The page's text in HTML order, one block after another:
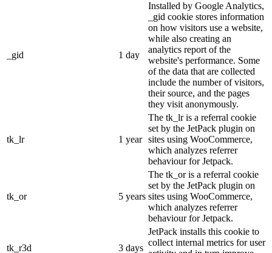
_gid 1 day
Installed by Google Analytics,
_gid cookie stores information
on how visitors use a website,
while also creating an
analytics report of the
website's performance. Some
of the data that are collected
include the number of visitors,
their source, and the pages
they visit anonymously.
tk_lr 1 year
The tk_lr is a referral cookie
set by the JetPack plugin on
sites using WooCommerce,
which analyzes referrer
behaviour for Jetpack.
tk_or 5 years
The tk_or is a referral cookie
set by the JetPack plugin on
sites using WooCommerce,
which analyzes referrer
behaviour for Jetpack.
tk_r3d 3 days
JetPack installs this cookie to
collect internal metrics for user